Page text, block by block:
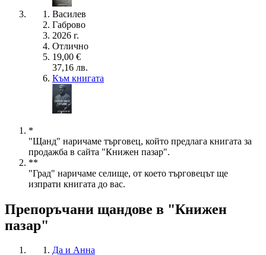
Василев
Габрово
2026 г.
Отлично
19,00 €
37,16 лв.
Към книгата
*
"Щанд" наричаме търговец, който предлага книгата за
продажба в сайта "Книжен пазар".
**
"Град" наричаме селище, от което търговецът ще
изпрати книгата до вас.
Препоръчани щандове в "Книжен
пазар"
Да и Анна